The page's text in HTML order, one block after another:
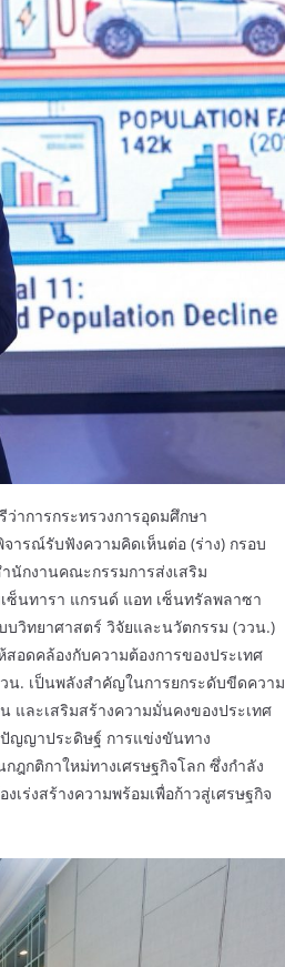
าการกระทรวงการอุดมศึกษา
ารณ์รับฟังความคิดเห็นต่อ (ร่าง) กรอบ
นักงานคณะกรรมการส่งเสริม
ซ็นทารา แกรนด์ แอท เซ็นทรัลพลาซา
วิทยาศาสตร์ วิจัยและนวัตกรรม (ววน.)
ดคล้องกับความต้องการของประเทศ
น. เป็นพลังสำคัญในการยกระดับขีดความ
และเสริมสร้างความมั่นคงของประเทศ
ปัญญาประดิษฐ์ การแข่งขันทาง
กติกาใหม่ทางเศรษฐกิจโลก ซึ่งกำลัง
ร่งสร้างความพร้อมเพื่อก้าวสู่เศรษฐกิจ